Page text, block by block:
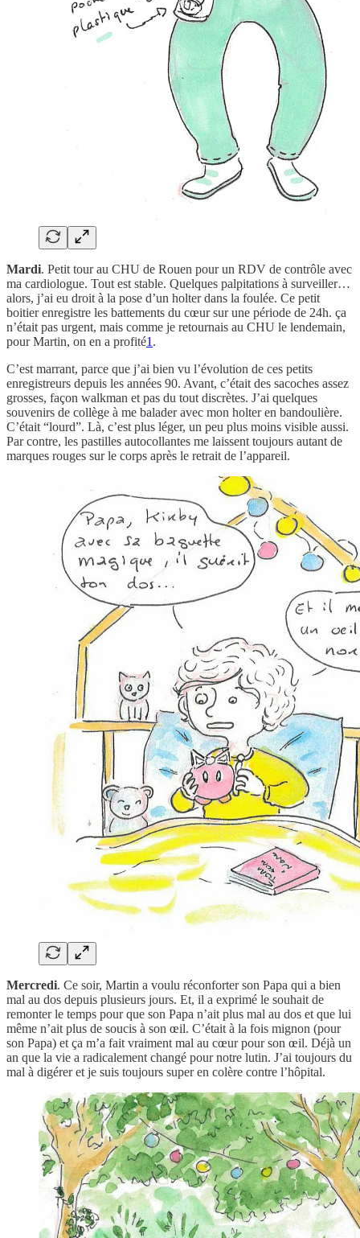
Mardi. Petit tour au CHU de Rouen pour un RDV de contrôle avec
ma cardiologue. Tout est stable. Quelques palpitations à surveiller…
alors, j’ai eu droit à la pose d’un holter dans la foulée. Ce petit
boitier enregistre les battements du cœur sur une période de 24h. ça
n’était pas urgent, mais comme je retournais au CHU le lendemain,
pour Martin, on en a profité1 .
C’est marrant, parce que j’ai bien vu l’évolution de ces petits
enregistreurs depuis les années 90. Avant, c’était des sacoches assez
grosses, façon walkman et pas du tout discrètes. J’ai quelques
souvenirs de collège à me balader avec mon holter en bandoulière.
C’était “lourd”. Là, c’est plus léger, un peu plus moins visible aussi.
Par contre, les pastilles autocollantes me laissent toujours autant de
marques rouges sur le corps après le retrait de l’appareil.
Mercredi. Ce soir, Martin a voulu réconforter son Papa qui a bien
mal au dos depuis plusieurs jours. Et, il a exprimé le souhait de
remonter le temps pour que son Papa n’ait plus mal au dos et que lui
même n’ait plus de soucis à son œil. C’était à la fois mignon (pour
son Papa) et ça m’a fait vraiment mal au cœur pour son œil. Déjà un
an que la vie a radicalement changé pour notre lutin. J’ai toujours du
mal à digérer et je suis toujours super en colère contre l’hôpital.